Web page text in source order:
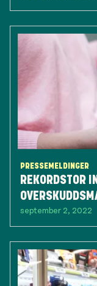
PRESSEMELDINGER
REKORDSTOR
september 2, 2022